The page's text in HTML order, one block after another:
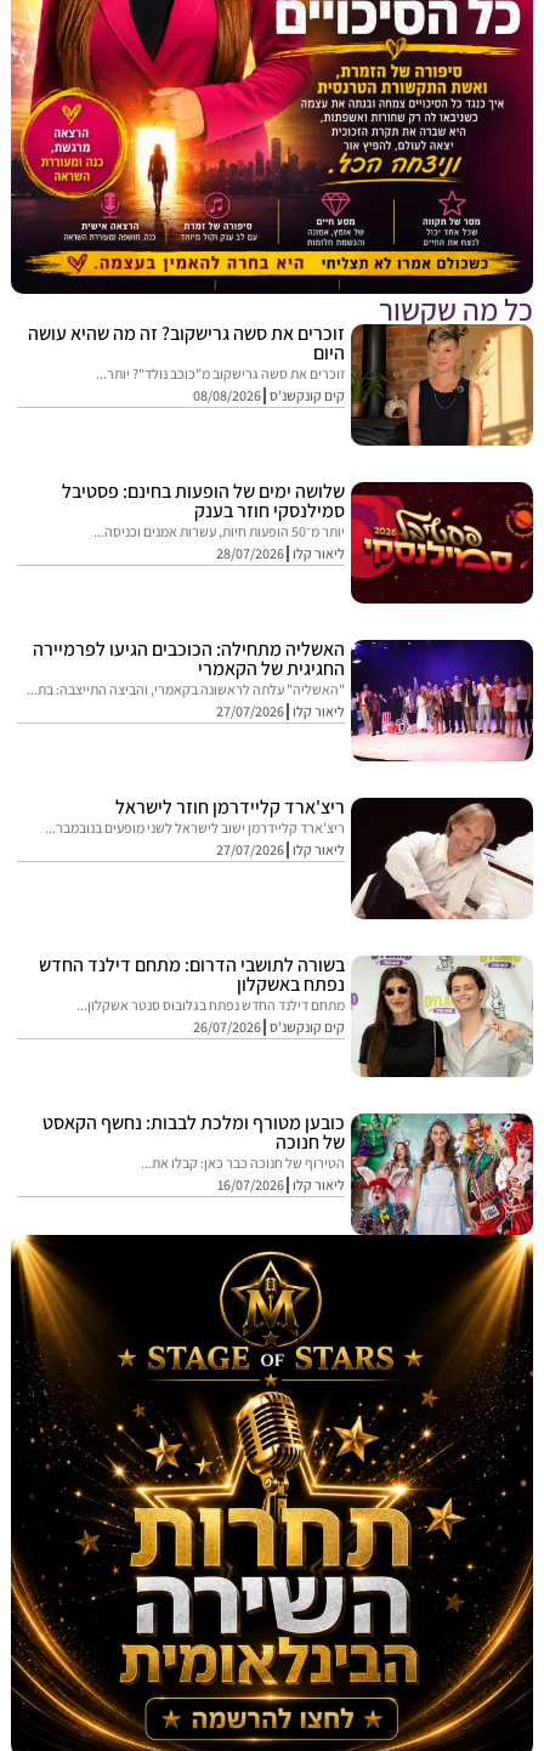
שקשור
זוכרים את סשה גרישקוב? זה מה שהיא עושה
היום
זוכרים את סשה גרישקוב מ"כוכב נולד"? יותר...
קים קונקשנ'ס 08/08/2026
שלושה ימים של הופעות בחינם: פסטיבל
סמילנסקי חוזר בענק
יותר מ־50 הופעות חיות, עשרות אמנים וכניסה...
ליאור קלו 28/07/2026
האשליה מתחילה: הכוכבים הגיעו לפרמיירה
החגיגית של הקאמרי
"האשליה" עלתה לראשונה בקאמרי, והביצה התייצבה: בת...
ליאור קלו 27/07/2026
ריצ'ארד קליידרמן חוזר לישראל
ריצ'ארד קליידרמן ישוב לישראל לשני מופעים בנובמבר...
ליאור קלו 27/07/2026
בשורה לתושבי הדרום: מתחם דילנד החדש
נפתח באשקלון
מתחם דילנד החדש נפתח בגלובוס סנטר אשקלון...
קים קונקשנ'ס 26/07/2026
כובען מטורף ומלכת לבבות: נחשף הקאסט
של חנוכה
הטירוף של חנוכה כבר כאן: קבלו את...
ליאור קלו 16/07/2026